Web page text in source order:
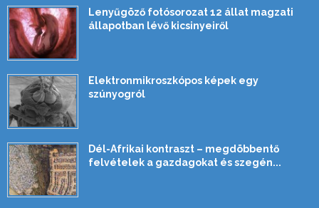
Lenyűgöző fotósorozat 12 állat magzati
állapotban lévő kicsinyeiről
Elektronmikroszkópos képek egy
szúnyogról
Dél-Afrikai kontraszt – megdöbbentő
felvételek a gazdagokat és szegén...